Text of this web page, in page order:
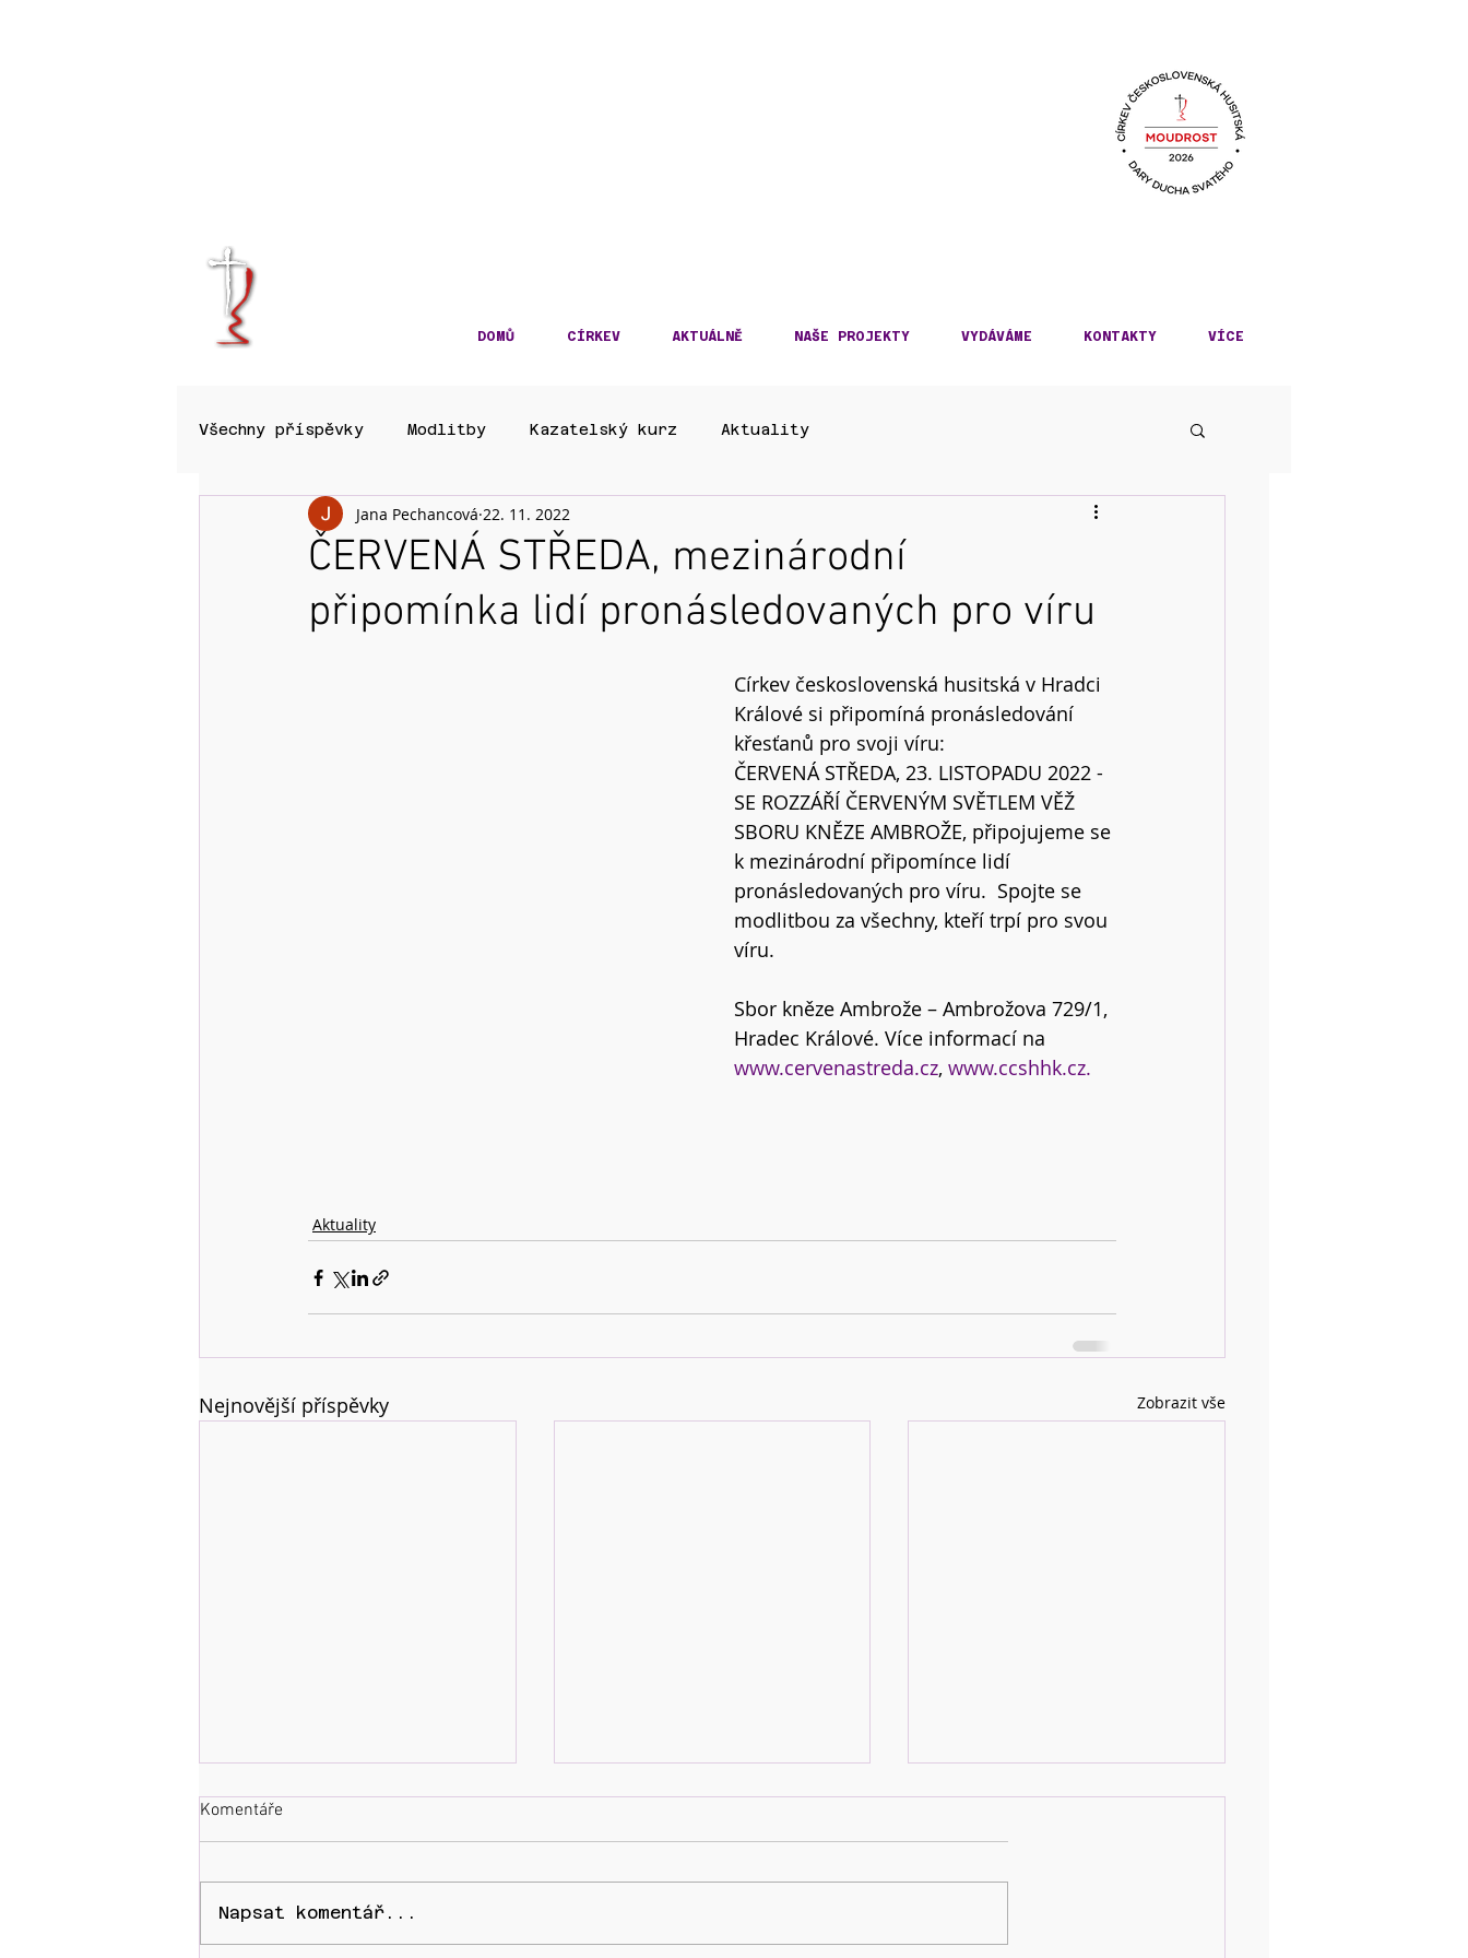
DOMŮ CÍRKEV AKTUÁLNĚ NAŠE PROJEKTY VYDÁVÁME KONTAKTY VÍCE
Všechny příspěvky Modlitby Kazatelský kurz Aktuality
ČERVENÁ STŘEDA, mezinárodní
připomínka lidí pronásledovaných pro víru
Jana Pechancová 22. 11. 2022
Církev československá husitská v Hradci
Králové si připomíná pronásledování
křesťanů pro svoji víru:
ČERVENÁ STŘEDA, 23. LISTOPADU 2022 -
SE ROZZÁŘÍ ČERVENÝM SVĚTLEM VĚŽ
SBORU KNĚZE AMBROŽE, připojujeme se
k mezinárodní připomínce lidí
pronásledovaných pro víru.  Spojte se
modlitbou za všechny, kteří trpí pro svou
víru.
Sbor kněze Ambrože – Ambrožova 729/1,
Hradec Králové. Více informací na
www.cervenastreda.cz, www.ccshhk.cz.
Aktuality
Nejnovější příspěvky Zobrazit vše
Komentáře
Napsat komentář...